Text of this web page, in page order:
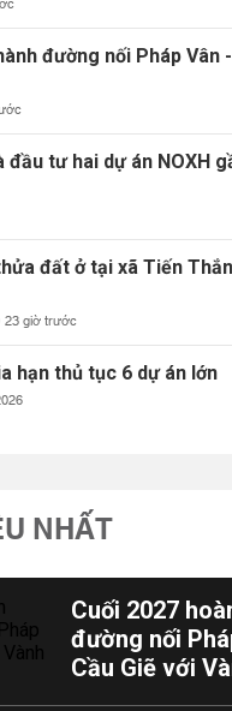
đường nối Pháp Vân
đầu tư hai dự án NOXH
đất ở tại xã Tiến
23 giờ trước
hạn thủ tục 6 dự án lớn
NHẤT
Cuối 2027
đường nối
Cầu Giẽ với